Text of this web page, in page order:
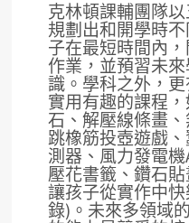
克林頓課輔團隊
規劃出和開學時
子在最短時間內
作業，並預習未
識。學科之外，
實用有趣的課程
石、解壓線條畫
跳橡筋投壺遊戲
測器、風力發電機
壓花書籤、鑽石貼
讓孩子從實作中
錄)。未來多領域